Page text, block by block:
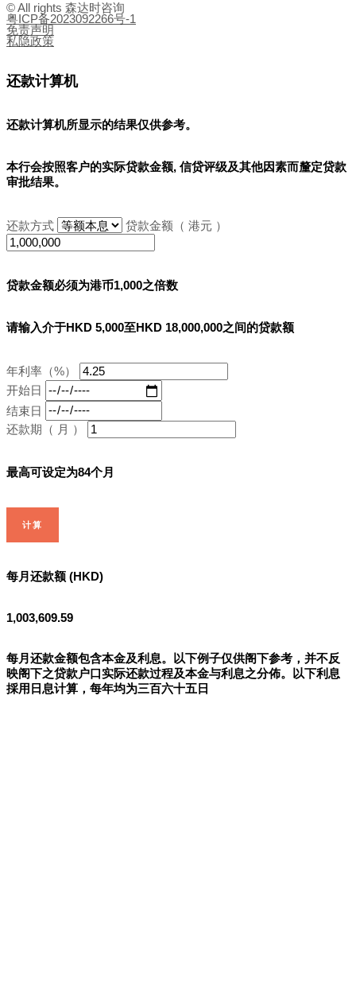
© All rights 森达时咨询
粤ICP备2023092266号-1
免责声明
私隐政策
还款计算机
还款计算机所显示的结果仅供参考。
本行会按照客户的实际贷款金额, 信贷评级及其他因素而釐定贷款
审批结果。
还款方式 贷款金额（ 港元 ）
贷款金额必须为港币1,000之倍数
请输入介于HKD 5,000至HKD 18,000,000之间的贷款额
年利率（%）
开始日
结束日
还款期（ 月 ）
最高可设定为84个月
计算
每月还款额 (HKD)
1,003,609.59
每月还款金额包含本金及利息。以下例子仅供阁下参考，并不反
映阁下之贷款户口实际还款过程及本金与利息之分佈。以下利息
採用日息计算，每年均为三百六十五日